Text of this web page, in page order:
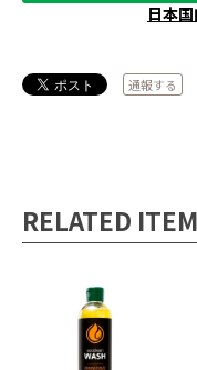
日本
通報する
RELATED